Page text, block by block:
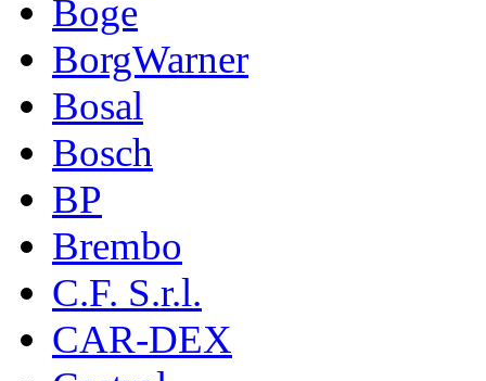
Boge
BorgWarner
Bosal
Bosch
BP
Brembo
C.F. S.r.l.
CAR-DEX